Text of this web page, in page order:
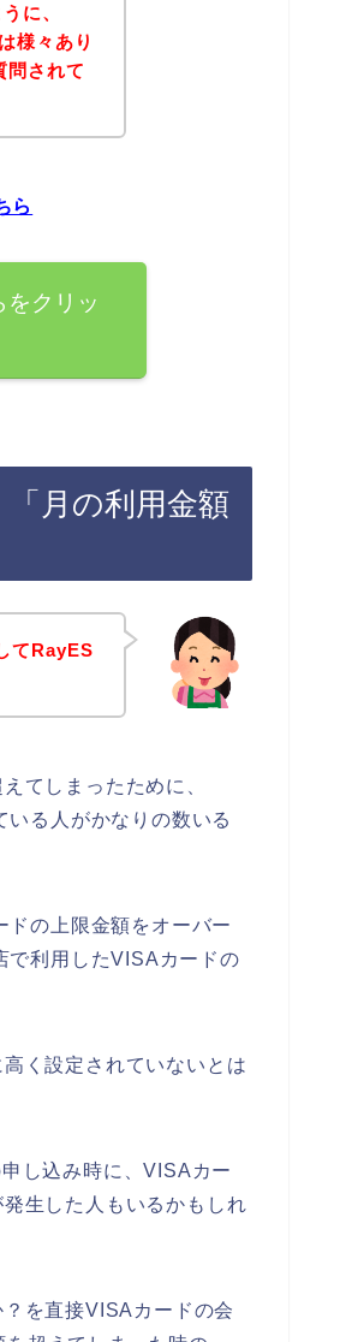
に、
様々あり
問されて
ら
クリッ
月の利用金額
てRayES
てしまったために、
る人がかなりの数いる
の上限金額をオーバー
で利用したVISAカードの
く設定されていないとは
し込み時に、VISAカー
生した人もいるかもしれ
を直接VISAカードの会